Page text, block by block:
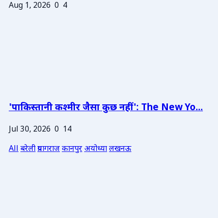
Aug 1, 2026 0 4
'पाकिस्तानी कश्मीर जैसा कुछ नहीं': The New Yo...
Jul 30, 2026 0 14
Allबरेलीप्रयागराजकानपुरअयोध्यालखनऊ